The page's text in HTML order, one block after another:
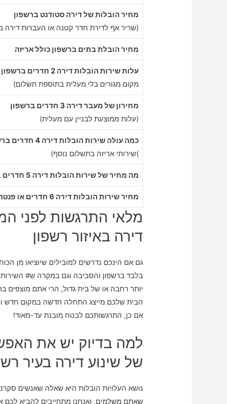
מחיר הובלות של דירה סטודנט ברשפון
(שריר אף לדירת חדר קטנה או העברות דירה
מחיר הובלת בתים ברשפון כולל אריזה
עלות שירות הובלות דירה 2 חדרים ברשפון
מקום מגורים בלי מעלית בתוספת תשלום)
מחירון של מעבר דירה 3 חדרים ברשפון
(עלות ממוצעת לבניין עם מעלית)
כמה עולה שירות הובלות דירה 4 חדרים ברשפון
)שירותי אריזה בתשלום נוסף)
מה מחיר של שירות הובלות דירה 5 חדרים ברשפון
מחיר שירות הובלות דירה 6 חדרים או פנטהאוז ברשפון
מלאי התרגשות לפני
דירה באיזור רשפון
גם אם הינכם נדרשים למובילים שיוציאו מן
בלבד ברשפון והסביבה וגם במקרה ש#
יותר רחבה או של בית גדול, הרי אתם מוצפים
הבית שלכם מייצג התחלה חדשה במקום חדש
אם כן, התרגשותכם לבטח מובנת עד-מאוד!
למה בדיוק יש את
של שינוע דירה בעיר
נושא העלויות הובלות היא שאלה שאנשים
שאתם משלמים, ואנחנו מתחייבים להביא